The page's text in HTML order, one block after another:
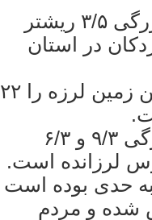
به گزارش خبرگزاری ايلنا زلزله‌ای به بزرگی ۳/۵ ريشتر
اردکان در استان
مرکز ژئوفيزيک دانشگاه تهران کانون اين زمين لرزه را ۲۲
پس از اين زلزله نيز دو پس لرزه به بزرگی ۹/۳ و ۶/۳
لرزانده است.
حدی بوده است
شده و مردم